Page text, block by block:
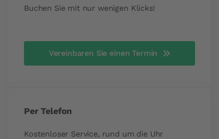
Buchen Sie mit nur wenigen Klicks!
Vereinbaren Sie einen Termin
Per Telefon
Kostenloser Service, rund um die Uhr